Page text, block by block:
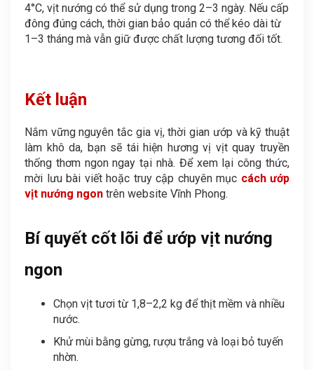
4°C, vịt nướng có thể sử dụng trong 2–3 ngày. Nếu cấp
đông đúng cách, thời gian bảo quản có thể kéo dài từ
1–3 tháng mà vẫn giữ được chất lượng tương đối tốt.
Kết luận
Nắm vững nguyên tắc gia vị, thời gian ướp và kỹ thuật
làm khô da, bạn sẽ tái hiện hương vị vịt quay truyền
thống thơm ngon ngay tại nhà. Để xem lại công thức,
mời lưu bài viết hoặc truy cập chuyên mục cách ướp
vịt nướng ngon trên website Vĩnh Phong.
Bí quyết cốt lõi để ướp vịt nướng
ngon
Chọn vịt tươi từ 1,8–2,2 kg để thịt mềm và nhiều
nước.
Khử mùi bằng gừng, rượu trắng và loại bỏ tuyến
nhờn.